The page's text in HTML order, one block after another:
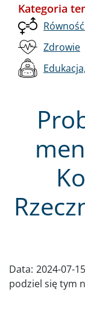
Data: 2024-07-15
podziel się tym
Kategoria
Zdrowie